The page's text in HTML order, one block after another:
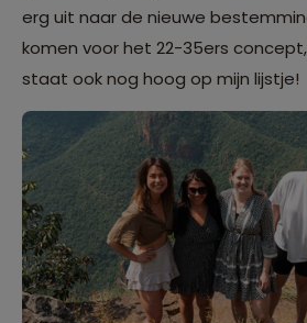
erg uit naar de nieuwe
komen voor het 22-35ers
staat ook nog hoog op mijn lijstje!